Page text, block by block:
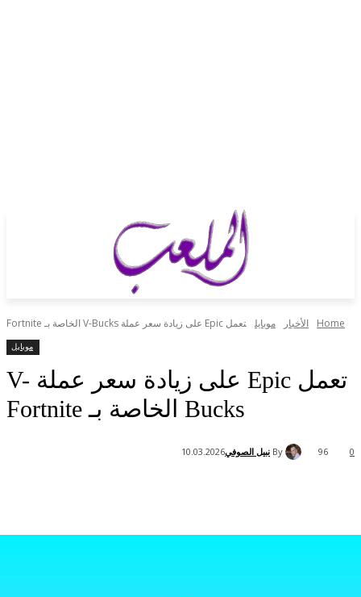
الأخبار موبايل تعمل Epic على زيادة سعر عملة V-Bucks الخاصة بـ Fortnite
تعمل Epic على زيادة سعر عملة V-
Bucks الخاصة بـ Fortnite
By نبيل الصوفي10.03.2026